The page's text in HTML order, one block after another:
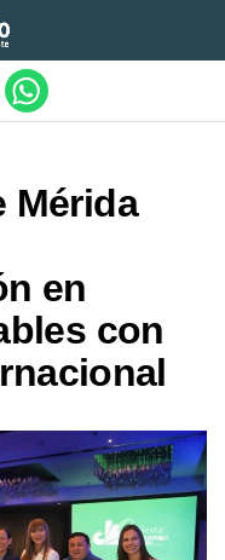
Mérida
en
con
móvil